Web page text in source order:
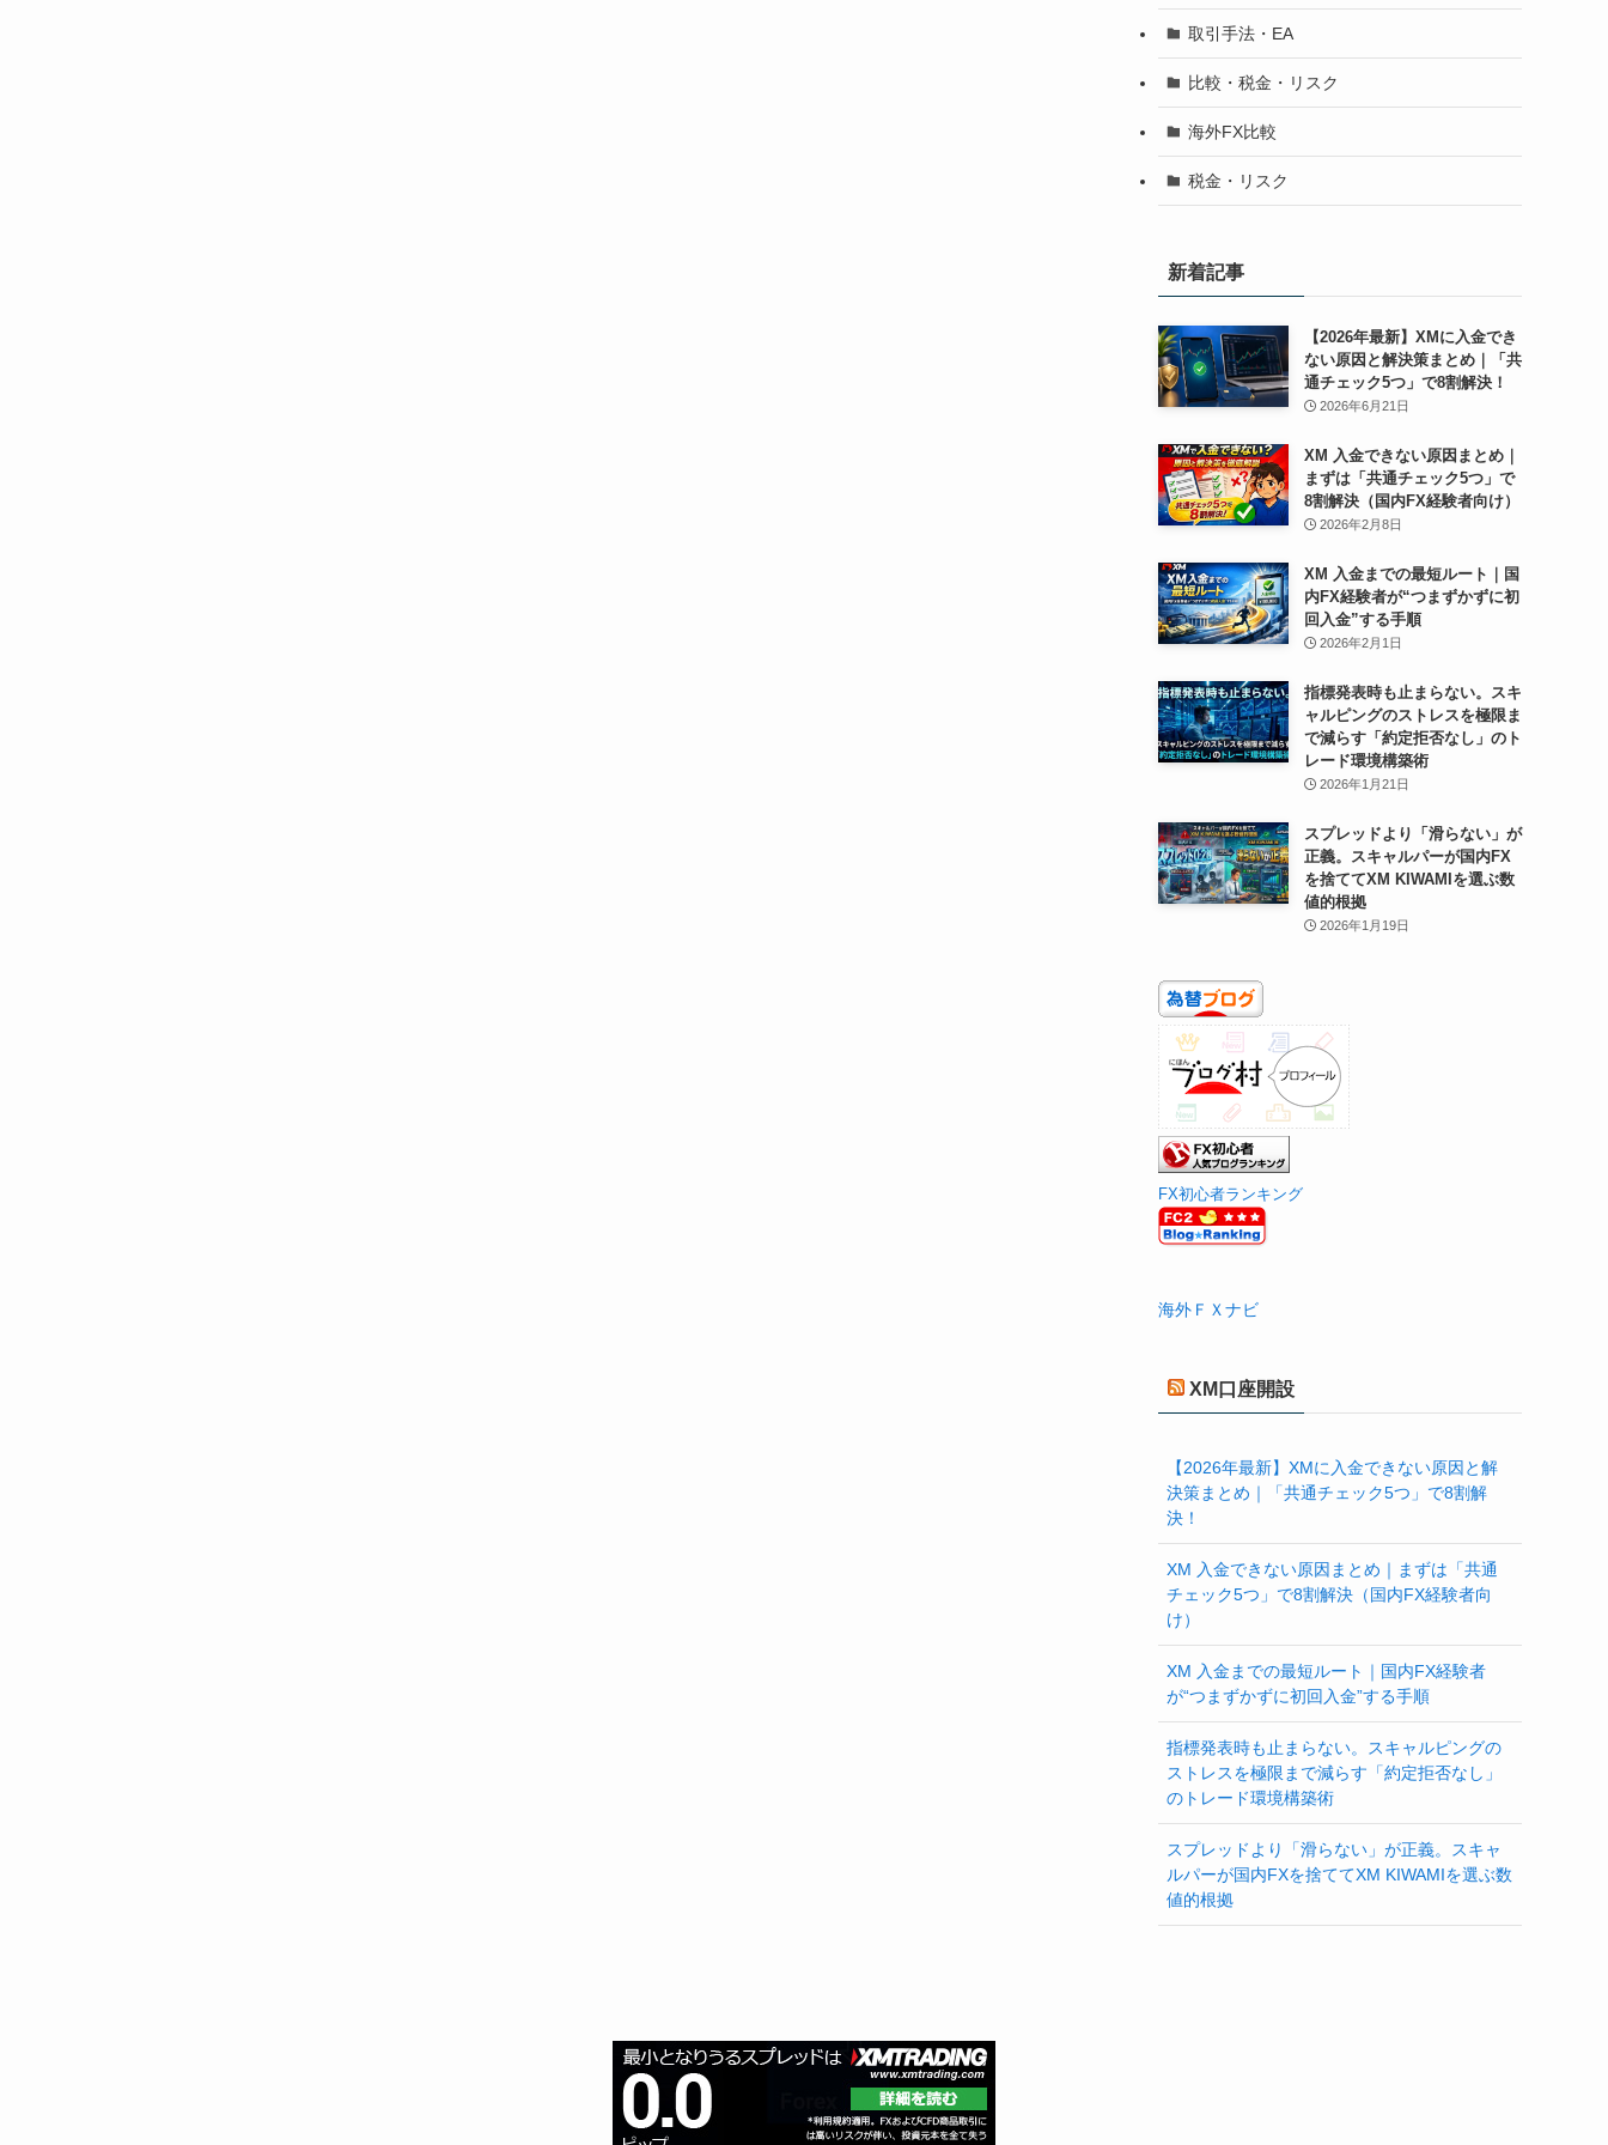
取引手法・EA
比較・税金・リスク
海外FX比較
税金・リスク
新着記事
【2026年最新】XMに入金でき
ない原因と解決策まとめ｜「共
通チェック5つ」で8割解決！
2026年6月21日
XM 入金できない原因まとめ｜
まずは「共通チェック5つ」で
8割解決（国内FX経験者向け）
2026年2月8日
XM 入金までの最短ルート｜国
内FX経験者が“つまずかずに初
回入金”する手順
2026年2月1日
指標発表時も止まらない。スキ
ャルピングのストレスを極限ま
で減らす「約定拒否なし」のト
レード環境構築術
2026年1月21日
スプレッドより「滑らない」が
正義。スキャルパーが国内FX
を捨ててXM KIWAMIを選ぶ数
値的根拠
2026年1月19日
FX初心者ランキング
海外ＦＸナビ
XM口座開設
【2026年最新】XMに入金できない原因と解
決策まとめ｜「共通チェック5つ」で8割解
決！
XM 入金できない原因まとめ｜まずは「共通
チェック5つ」で8割解決（国内FX経験者向
け）
XM 入金までの最短ルート｜国内FX経験者
が“つまずかずに初回入金”する手順
指標発表時も止まらない。スキャルピングの
ストレスを極限まで減らす「約定拒否なし」
のトレード環境構築術
スプレッドより「滑らない」が正義。スキャ
ルパーが国内FXを捨ててXM KIWAMIを選ぶ数
値的根拠